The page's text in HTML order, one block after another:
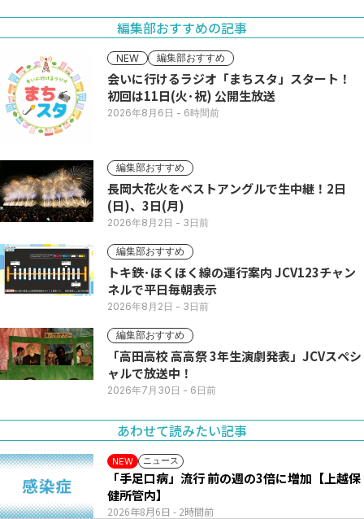
編集部おすすめの記事
NEW 編集部おすすめ
会いに行けるラジオ「まちスタ」スタート！
初回は11日(火･祝) 公開生放送
2026年8月6日 - 6時間前
編集部おすすめ
長岡大花火をベストアングルで生中継！2日
(日)、3日(月)
2026年8月2日 - 3日前
編集部おすすめ
トキ鉄･ほくほく線の運行案内 JCV123チャン
ネルで平日毎朝表示
2026年8月2日 - 3日前
編集部おすすめ
「高田高校 高高祭 3年生演劇発表」JCVスペシ
ャルで放送中！
2026年7月30日 - 6日前
あわせて読みたい記事
NEW ニュース
2026年8月6日 - 2時間前
「手足口病」流行 前の週の3倍に増加【上越保
健所管内】